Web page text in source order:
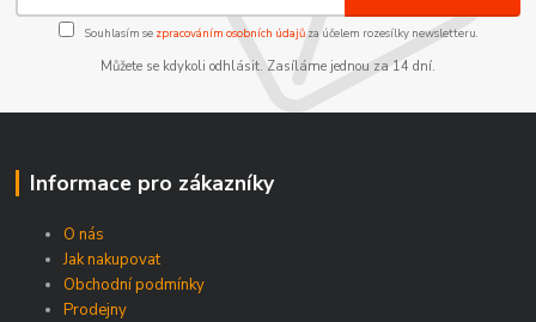
Souhlasím se zpracováním osobních údajůza účelem rozesílky newsletteru.
Můžete se kdykoli odhlásit. Zasíláme jednou za 14 dní.
Informace pro zákazníky
O nás
Jak nakupovat
Obchodní podmínky
Prodejny